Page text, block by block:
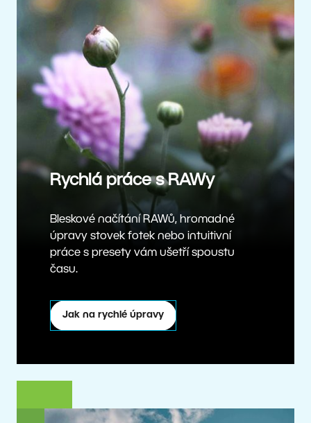
Rychlá práce s RAWy
Bleskové načítání RAWů, hromadné
úpravy stovek fotek nebo intuitivní
práce s presety vám ušetří spoustu
času.
Jak na rychlé úpravy